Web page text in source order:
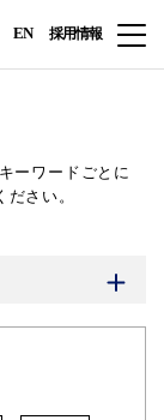
EN 採用情報
キーワードごとに
さい。